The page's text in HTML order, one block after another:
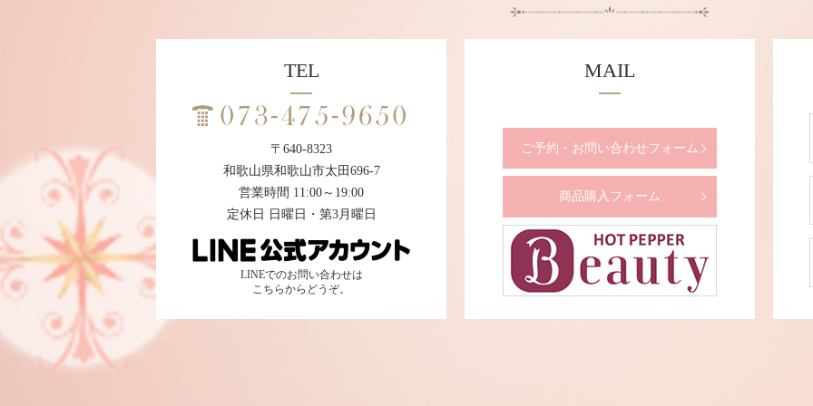
TEL
〒640-8323
和歌山県和歌山市太田696-7
営業時間 11:00～19:00
定休日 日曜日・第3月曜日
LINEでのお問い合わせは
こちらからどうぞ。
MAIL
ご予約・お問い合わせフォーム
商品購入フォーム